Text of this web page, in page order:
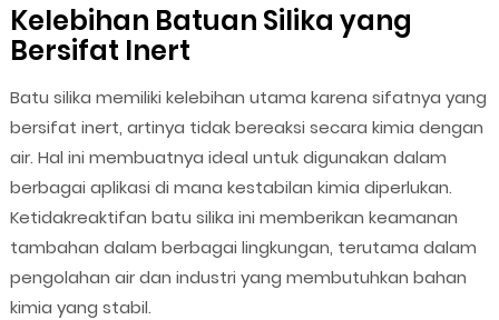
Kelebihan Batuan Silika yang
Bersifat Inert
Batu silika memiliki kelebihan utama karena sifatnya yang
bersifat inert, artinya tidak bereaksi secara kimia dengan
air. Hal ini membuatnya ideal untuk digunakan dalam
berbagai aplikasi di mana kestabilan kimia diperlukan.
Ketidakreaktifan batu silika ini memberikan keamanan
tambahan dalam berbagai lingkungan, terutama dalam
pengolahan air dan industri yang membutuhkan bahan
kimia yang stabil.